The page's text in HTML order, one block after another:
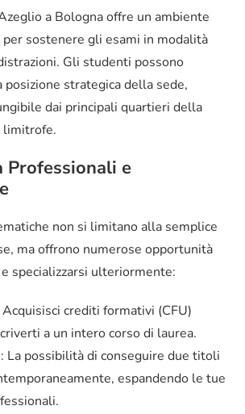
a Bologna offre un ambiente
sostenere gli esami in modalità
Gli studenti possono
strategica della sede,
dai principali quartieri della
limitrofe.
Professionali e
non si limitano alla semplice
ma offrono numerose opportunità
specializzarsi ulteriormente:
Acquisisci crediti formativi (CFU)
a un intero corso di laurea.
: La possibilità di conseguire due titoli
espandendo le tue